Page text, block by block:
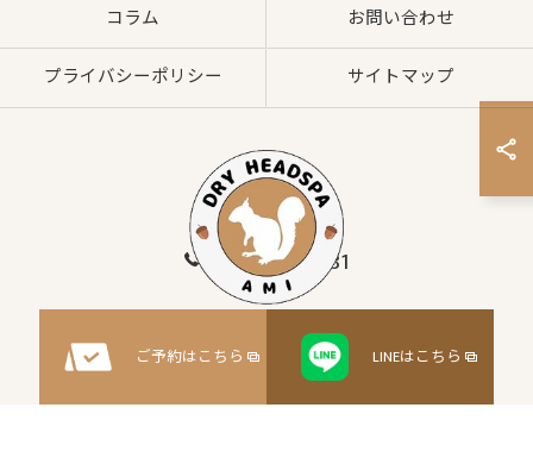
080-8547-2881
ご予約はこちら LINEはこちら
コラム お問い合わせ
プライバシーポリシー サイトマップ
© 2026 大阪府枚方市のヘッドスパならドライヘッドスパサロンAMI ALL RIGHTS